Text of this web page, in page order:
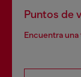
Puntos de
Encuentra